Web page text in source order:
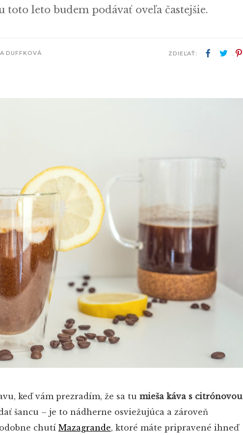
toto leto budem podávať oveľa častejšie.
DUFFKOVÁ ZDIEĽAŤ:
keď vám prezradím, že sa tu mieša káva s citrónovou
šancu – je to nádherne osviežujúca a zároveň
chutí Mazagrande, ktoré máte pripravené ihneď